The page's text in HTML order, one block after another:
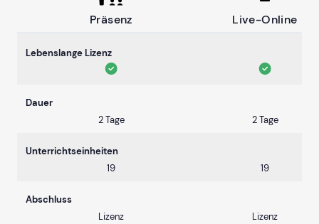
Präsenz Live-Online
Lebenslange Lizenz
Dauer
2 Tage
2 Tage
Unterrichtseinheiten
19
19
Abschluss
Lizenz
Lizenz